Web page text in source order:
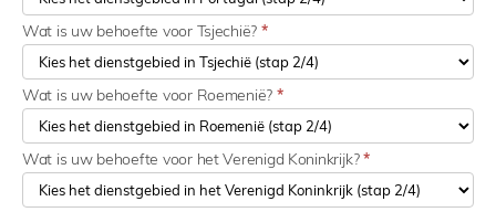
Wat is uw behoefte voor Tsjechië? *
Wat is uw behoefte voor Roemenië? *
Wat is uw behoefte voor het Verenigd Koninkrijk?*